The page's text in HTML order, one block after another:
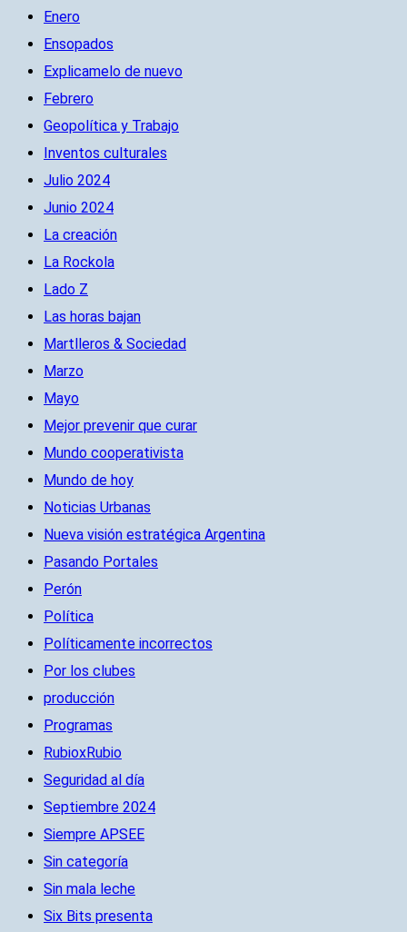
Enero
Ensopados
Explicamelo de nuevo
Febrero
Geopolítica y Trabajo
Inventos culturales
Julio 2024
Junio 2024
La creación
La Rockola
Lado Z
Las horas bajan
Martlleros & Sociedad
Marzo
Mayo
Mejor prevenir que curar
Mundo cooperativista
Mundo de hoy
Noticias Urbanas
Nueva visión estratégica Argentina
Pasando Portales
Perón
Política
Políticamente incorrectos
Por los clubes
producción
Programas
RubioxRubio
Seguridad al día
Septiembre 2024
Siempre APSEE
Sin categoría
Sin mala leche
Six Bits presenta